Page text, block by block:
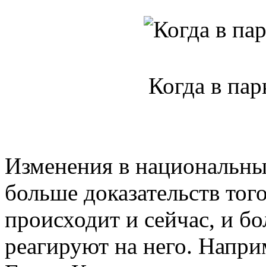
Когда в
Изменения в
больше доказательств
происходит и сейчас, и
реагируют на него.